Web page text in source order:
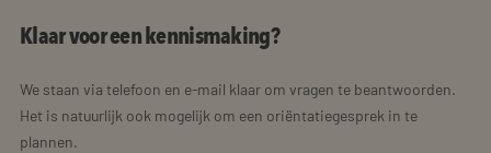
Klaar voor een kennismaking?
We staan via telefoon en e-mail klaar om vragen te beantwoorden.
Het is natuurlijk ook mogelijk om een oriëntatiegesprek in te
plannen.